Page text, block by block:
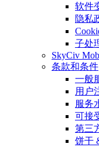
软件
隐私
子处
SkyCiv
条款和条件
一般
用户
服务
可接
第三
饼干